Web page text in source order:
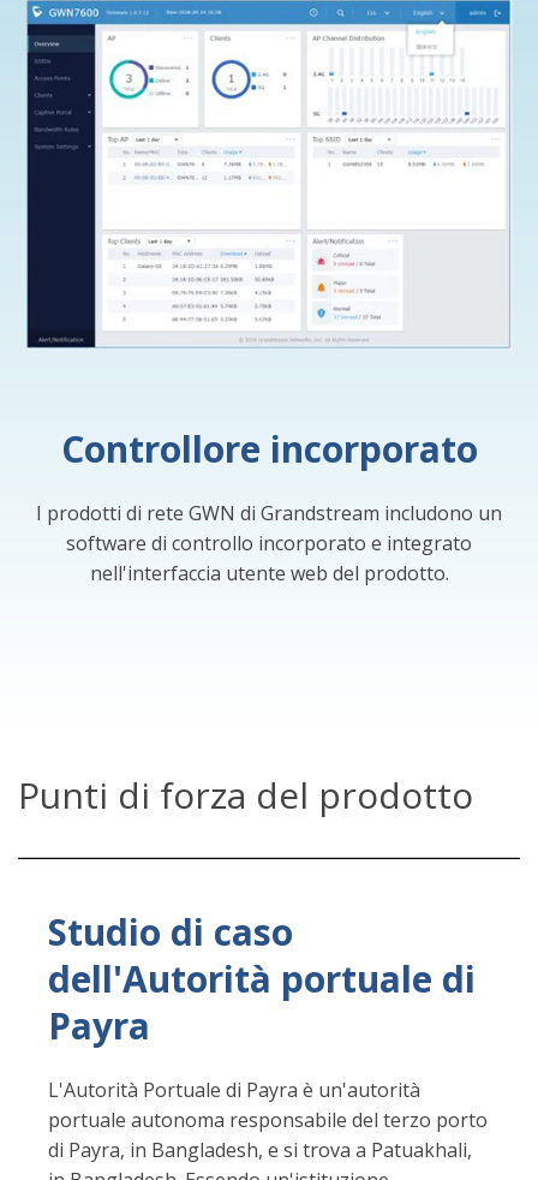
Controllore incorporato
I prodotti di rete GWN di Grandstream includono un
software di controllo incorporato e integrato
nell'interfaccia utente web del prodotto.
Punti di forza del prodotto
Studio di caso
dell'Autorità portuale di
Payra
L'Autorità Portuale di Payra è un'autorità
portuale autonoma responsabile del terzo porto
di Payra, in Bangladesh, e si trova a Patuakhali,